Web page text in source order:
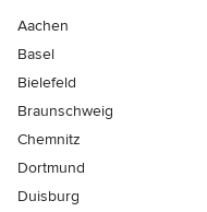
Aachen
Basel
Bielefeld
Braunschweig
Chemnitz
Dortmund
Duisburg